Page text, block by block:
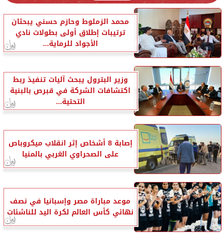
محمد الزملوط وحازم حسني يبحثان
ترتيبات إطلاق أولى بطولات نادي
الأجواد للرماية...
وزير البترول يبحث آليات تنفيذ ربط
اكتشافات الشركة في قبرص بالبنية
التحتية...
إصابة 8 أشخاص إثر انقلاب ميكروباص
على الصحراوي الغربي بالمنيا
موعد مباراة مصر وإسبانيا في نصف
نهائي كأس العالم لكرة اليد للناشئات